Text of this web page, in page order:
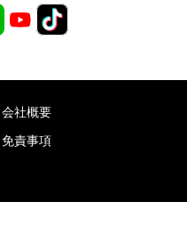
会社概要
免責事項